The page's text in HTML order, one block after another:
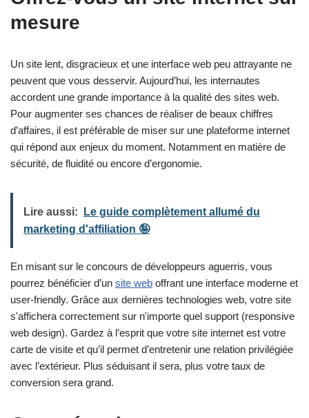
mesure
Un site lent, disgracieux et une interface web peu attrayante ne
peuvent que vous desservir. Aujourd’hui, les internautes
accordent une grande importance à la qualité des sites web.
Pour augmenter ses chances de réaliser de beaux chiffres
d’affaires, il est préférable de miser sur une plateforme internet
qui répond aux enjeux du moment. Notamment en matière de
sécurité, de fluidité ou encore d’ergonomie.
Lire aussi:
Le guide complètement allumé du
marketing d'affiliation 🤪
En misant sur le concours de développeurs aguerris, vous
pourrez bénéficier d’un site web offrant une interface moderne et
user-friendly. Grâce aux dernières technologies web, votre site
s'affichera correctement sur n'importe quel support (responsive
web design). Gardez à l’esprit que votre site internet est votre
carte de visite et qu’il permet d’entretenir une relation privilégiée
avec l’extérieur. Plus séduisant il sera, plus votre taux de
conversion sera grand.